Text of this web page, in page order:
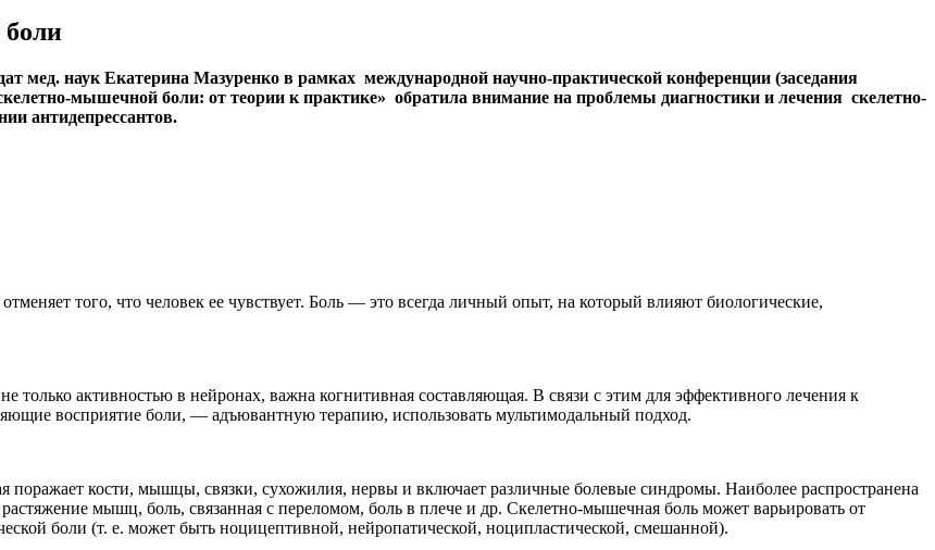
наук Екатерина Мазуренко в рамках международной научно-практической конференции (заседания
мышечной боли: от теории к практике» обратила внимание на проблемы диагностики и лечения скелетно-
антидепрессантов.
того, что человек ее чувствует. Боль — это всегда личный опыт, на который влияют биологические,
активностью в нейронах, важна когнитивная составляющая. В связи с этим для эффективного лечения к
восприятие боли, — адъювантную терапию, использовать мультимодальный подход.
поражает кости, мышцы, связки, сухожилия, нервы и включает различные болевые синдромы. Наиболее распространена
мышц, боль, связанная с переломом, боль в плече и др. Скелетно-мышечная боль может варьировать от
боли (т. е. может быть ноцицептивной, нейропатической, ноципластической, смешанной).